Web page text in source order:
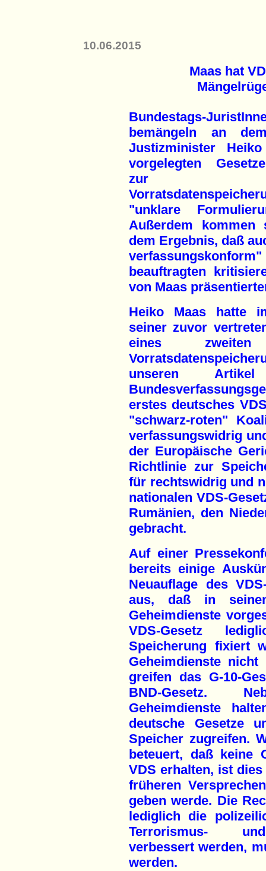
10.06.2015
Maas hat
Bundestags-
bemängeln an
Justizminister
vorgelegten
zur
"unklare
Außerdem kommen
dem Ergebnis, daß
beauftragten
von Maas
Heiko Maas hatte
seiner zuvor
eines zweiten
unseren
erstes deutsches
"schwarz-roten"
verfassungswidrig
der Europäische
Richtlinie zur
für rechtswidrig und
nationalen VDS-
Rumänien, den
gebracht.
Auf einer
bereits einige
Neuauflage des
aus, daß in
Geheimdienste
VDS-Gesetz
Speicherung fixiert
Geheimdienste
greifen das G-10-
BND-Gesetz.
Geheimdienste
deutsche Gesetze
Speicher zugreifen.
beteuert, daß keine
VDS erhalten, ist
früheren
geben werde. Die
lediglich die
Terrorismus- und
verbessert werden,
werden.